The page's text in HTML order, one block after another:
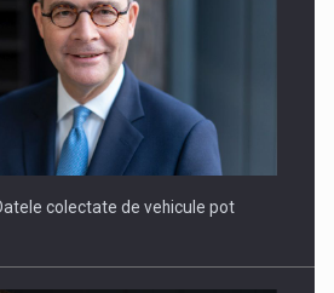
TO DELIVER TECHNOLOGY FOR
colectate de vehicule pot